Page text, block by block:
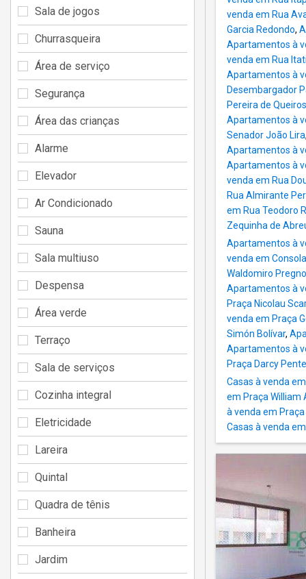
venda em Rua
Garcia Redondo,
Apartamentos à
venda em Rua
Apartamentos à
Desembargador
Pereira de Queiros
Apartamentos à
Senador João Lira,
Apartamentos à
Apartamentos à
venda em Rua
Rua Almirante
em Rua Teodoro
Zequinha de
Apartamentos à
venda em
Waldomiro
Apartamentos à
Praça Nicolau
venda em Praça
Simón Bolívar,
Apartamentos à
Praça Darcy
Casas à venda
em Praça William
à venda em
Casas à venda
Sala de jogos
Churrasqueira
Área de serviço
Segurança
Área das crianças
Alarme
Elevador
Ar Condicionado
Sauna
Sala multiuso
Despensa
Área verde
Terraço
Sala de serviços
Cozinha integral
Eletricidade
Lareira
Quintal
Quadra de tênis
Banheira
Jardim